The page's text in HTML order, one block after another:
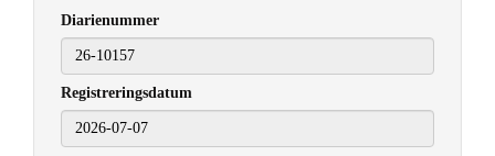
Diarienummer
Registreringsdatum
2026-07-07